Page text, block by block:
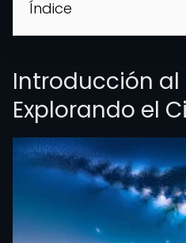
Índice
Introducción al
Explorando el